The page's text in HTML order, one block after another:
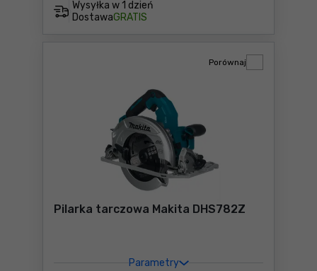
Wysyłka w 1 dzień
DostawaGRATIS
Pilarka tarczowa Makita DHS782Z
Parametry
Porównaj